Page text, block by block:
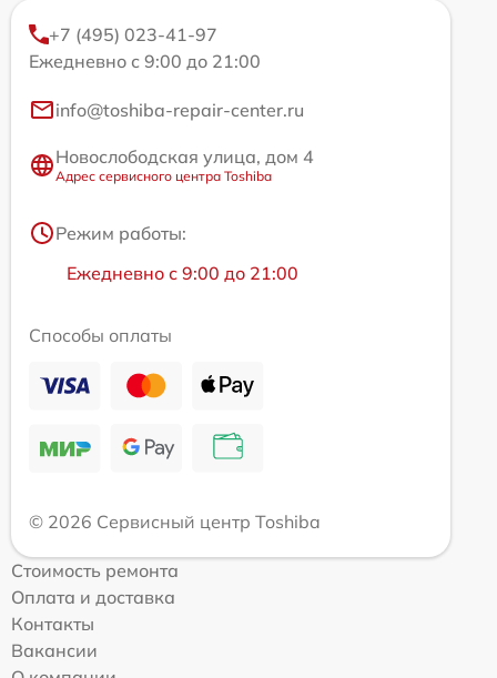
+7 (495) 023-41-97
Ежедневно с 9:00 до 21:00
info@toshiba-repair-center.ru
Новослободская улица, дом 4
Адрес сервисного центра Toshiba
Режим работы:
Ежедневно с 9:00 до 21:00
Способы оплаты
© 2026 Сервисный центр Toshiba
Стоимость ремонта
Оплата и доставка
Контакты
Вакансии